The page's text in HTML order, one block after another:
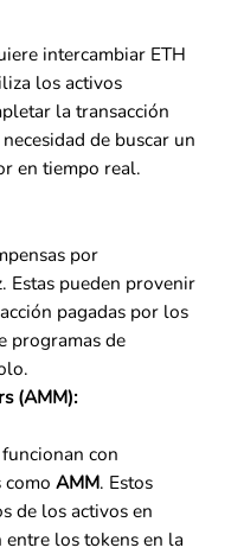
intercambiar ETH
los activos
la transacción
de buscar un
en tiempo real.
por
Estas pueden provenir
pagadas por los
programas de
(AMM):
con
AMM. Estos
de los activos en
los tokens en la